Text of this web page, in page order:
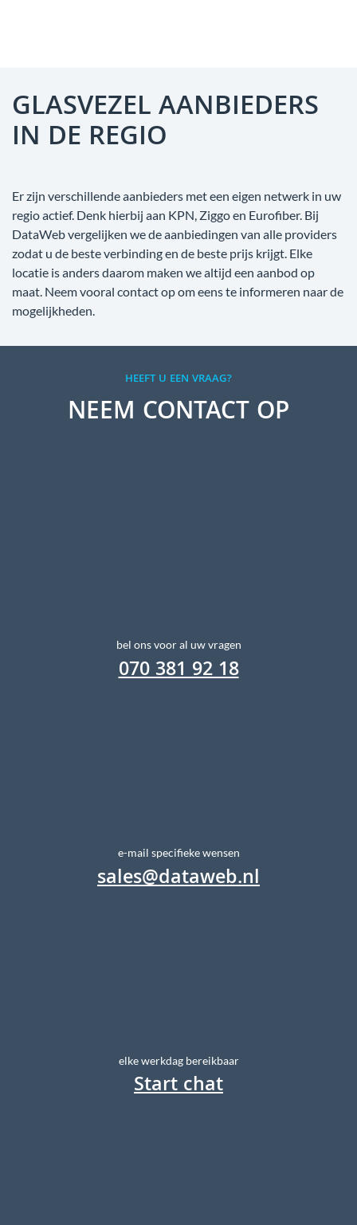
GLASVEZEL AANBIEDERS
IN DE REGIO
Er zijn verschillende aanbieders met een eigen netwerk in uw
regio actief. Denk hierbij aan KPN, Ziggo en Eurofiber. Bij
DataWeb vergelijken we de aanbiedingen van alle providers
zodat u de beste verbinding en de beste prijs krijgt. Elke
locatie is anders daarom maken we altijd een aanbod op
maat. Neem vooral contact op om eens te informeren naar de
mogelijkheden.
HEEFT U EEN VRAAG?
NEEM CONTACT OP
bel ons voor al uw vragen
070 381 92 18
e-mail specifieke wensen
sales@dataweb.nl
elke werkdag bereikbaar
Start chat